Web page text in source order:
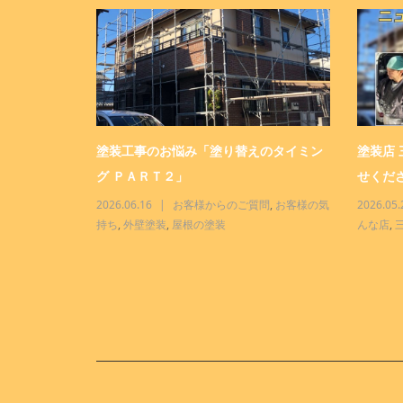
塗装工事のお悩み「塗り替えのタイミン
グ ＰＡＲＴ２」
2026.06.16 お客様からのご質問, お客様の気
持ち,外壁塗装, 屋根の塗装
塗装店
せくだ
んな店,